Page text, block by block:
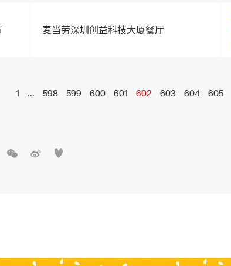
麦当劳深圳创益科技大厦餐厅
1 ... 598 599 600 601 602 603 604 605
  